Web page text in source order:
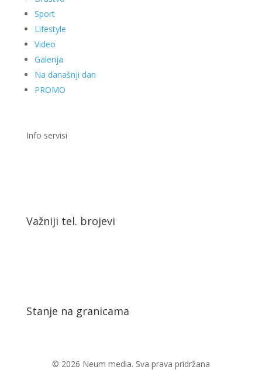
Sport
Lifestyle
Video
Galerija
Na današnji dan
PROMO
Info servisi
Važniji tel. brojevi
Stanje na granicama
© 2026 Neum media. Sva prava pridržana